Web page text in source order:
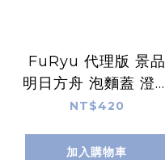
FuRyu 代理版 景品
明日方舟 泡麵蓋 澄閃
夏之卉 FA394 Ver.
NT$420
加入購物車